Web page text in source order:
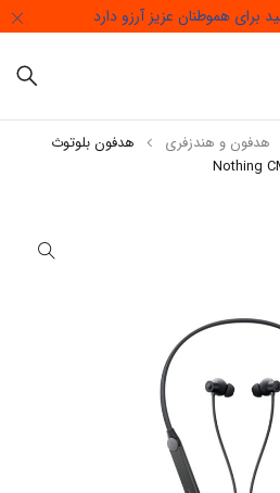
برای هموطنان عزیز آرزو دارد
هدفون و هندزفری
هدفون بلوتوث